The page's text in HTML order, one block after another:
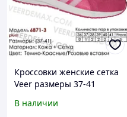
Кроссовки женские сетка
Veer размеры 37-41
26.5 см )
В наличии